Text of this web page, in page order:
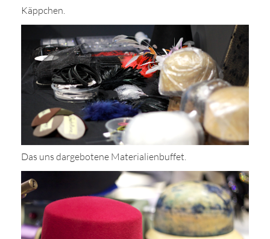
Käppchen.
Das uns dargebotene Materialienbuffet.